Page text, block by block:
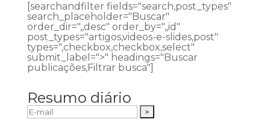
[searchandfilter fields="search,post_types"
search_placeholder="Buscar"
order_dir=",,desc" order_by=",,id"
post_types="artigos,videos-e-slides,post"
types=",checkbox,checkbox,select"
submit_label=">" headings="Buscar
publicações,Filtrar busca"]
Resumo diário